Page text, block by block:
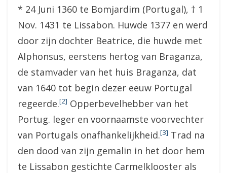
* 24 Juni 1360 te Bomjardim (Portugal), † 1
Nov. 1431 te Lissabon. Huwde 1377 en werd
door zijn dochter Beatrice, die huwde met
Alphonsus, eerstens hertog van Braganza,
de stamvader van het huis Braganza, dat
van 1640 tot begin dezer eeuw Portugal
regeerde.[2] Opperbevelhebber van het
Portug. leger en voornaamste voorvechter
van Portugals onafhankelijkheid.[3] Trad na
den dood van zijn gemalin in het door hem
te Lissabon gestichte Carmelklooster als